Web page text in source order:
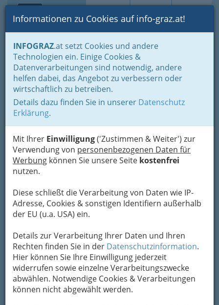
Suche Login Toggle
Informationen zu Cookies auf info-graz.at!
INFOGRAZ.at setzt Cookies und andere
Technologien ein. Einige Cookies &
Datenverarbeitungen sind notwendig, andere
helfen dabei, das Angebot zu verbessern oder
wirtschaftlich zu betreiben.
Details dazu finden Sie in unserer Datenschutz
Erklärung.
Mit Ihrer Einwilligung('Zustimmen & Weiter') zur
Verwendung von personenbezogenen Daten für
Werbung können Sie unsere Seite kostenfrei
nutzen.
Diese schließt die Verarbeitung von Daten wie IP-
Adresse, Cookies & sonstigen Identifiern außerhalb
der EU (u.a. USA) ein.
Details zur Verarbeitung Ihrer Daten und Ihren
Rechten finden Sie in der Datenschutzinformation.
Hier können Sie Ihre Einwilligung jederzeit
widerrufen sowie einzelne Verarbeitungszwecke
abwählen. Notwendige Cookies & Verarbeitungen
können nicht abgewählt werden.
Home Branchen
Karin Kölbl-Fischer, MSc
Körösistraße 48 c/1.Stock, 8010 Graz
+43 699 1219 1608
Karte
Karte anzeigen
Kontaktaufnahme
Um die Info-Graz Firmenvor Spam-Mails zu
bewahren, verwenden wir an dieser Stelle zur
Formular. Ihre Nachricht wird nach dem
Absenden umgehend per Mail an das
Unternehmen Karin Kölbl-Fischer, MSc
weitergeleitet.
Mein Name